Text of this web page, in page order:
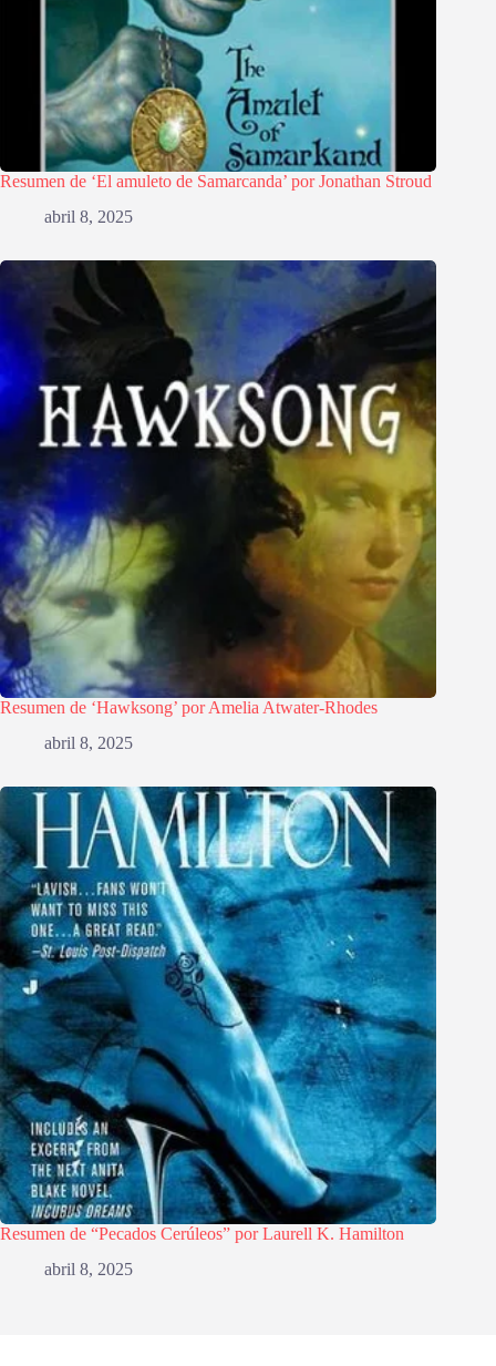
Resumen de ‘El amuleto de Samarcanda’ por Jonathan Stroud
abril 8, 2025
Resumen de ‘Hawksong’ por Amelia Atwater-Rhodes
abril 8, 2025
Resumen de “Pecados Cerúleos” por Laurell K. Hamilton
abril 8, 2025